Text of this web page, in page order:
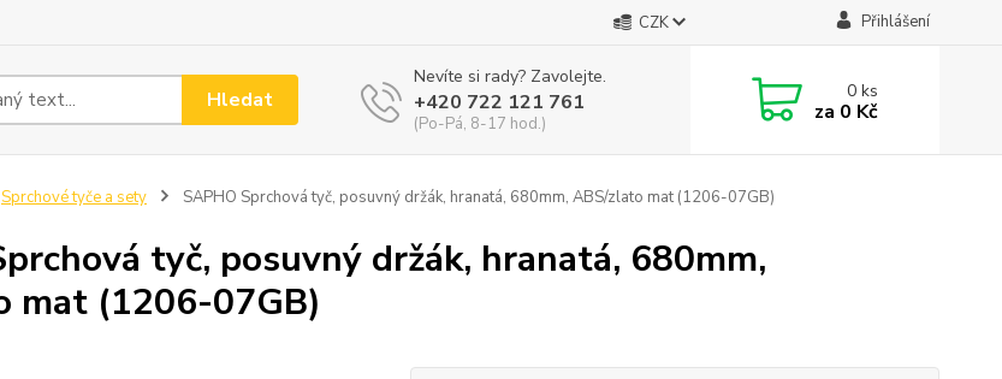
CZK Přihlášení
Hledat
Nevíte si rady? Zavolejte.
+420 722 121 761
(Po-Pá, 8-17 hod.)
0ks
za 0 Kč
Sprchové tyče a sety SAPHO Sprchová tyč, posuvný držák, hranatá, 680mm, ABS/zlato mat (1206-07GB)
tyč, posuvný držák, hranatá, 680mm,
mat (1206-07GB)